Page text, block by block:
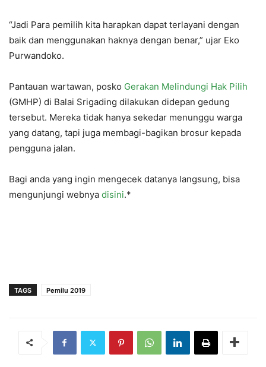
“Jadi Para pemilih kita harapkan dapat terlayani dengan
baik dan menggunakan haknya dengan benar,” ujar Eko
Purwandoko.
Pantauan wartawan, posko Gerakan Melindungi Hak Pilih
(GMHP) di Balai Srigading dilakukan didepan gedung
tersebut. Mereka tidak hanya sekedar menunggu warga
yang datang, tapi juga membagi-bagikan brosur kepada
pengguna jalan.
Bagi anda yang ingin mengecek datanya langsung, bisa
mengunjungi webnya disini.*
TAGS Pemilu 2019